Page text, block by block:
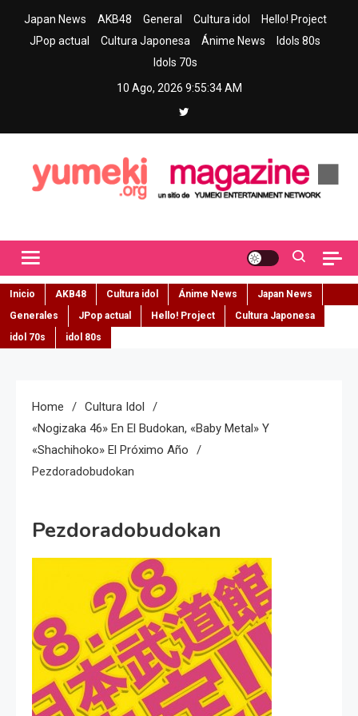
Japan News AKB48 General Cultura idol
Hello! Project
JPop actual
Cultura Japonesa Ánime News
Idols 80s
Idols 70s
10 Ago, 2026 9:55:35 AM
Inicio AKB48 Cultura idol Ánime News
Japan News
Generales
JPop actual Hello! Project
Cultura Japonesa
idol 70s
idol 80s
Home
Cultura Idol
«Nogizaka 46» En El Budokan, «Baby Metal» Y
«Shachihoko» El Próximo Año
Pezdoradobudokan
Pezdoradobudokan